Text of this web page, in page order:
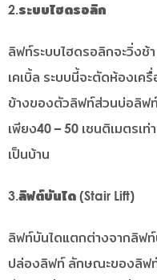
2.ระบบไฮดรอลิก
ลิฟท์ระบบไฮดรอลิกจะวิ่งช้
เคเบิ้ล ระบบนี้จะตัดห้องเค
ข้างของตัวลิฟท์ส่วนบ่อลิฟ
เพียง40 – 50 เซนติเมตรเ
เป็นบ้าน
3.ลิฟต์บันได (Stair Lift)
ลิฟท์บันไดแตกต่างจากลิฟท์
ปล่องลิฟท์ ลักษณะของลิฟท์